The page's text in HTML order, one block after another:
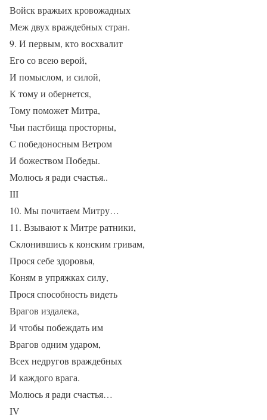
Войск вражьих кровожадных
Меж двух враждебных стран.
9. И первым, кто восхвалит
Его со всею верой,
И помыслом, и силой,
К тому и обернется,
Тому поможет Митра,
Чьи пастбища просторны,
С победоносным Ветром
И божеством Победы.
Молюсь я ради счастья..
III
10. Мы почитаем Митру…
11. Взывают к Митре ратники,
Склонившись к конским гривам,
Прося себе здоровья,
Коням в упряжках силу,
Прося способность видеть
Врагов издалека,
И чтобы побеждать им
Врагов одним ударом,
Всех недругов враждебных
И каждого врага.
Молюсь я ради счастья…
IV